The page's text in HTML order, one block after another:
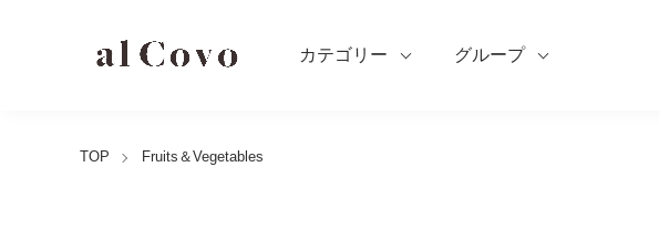
カテゴリー グループ
TOP Fruits＆Vegetables